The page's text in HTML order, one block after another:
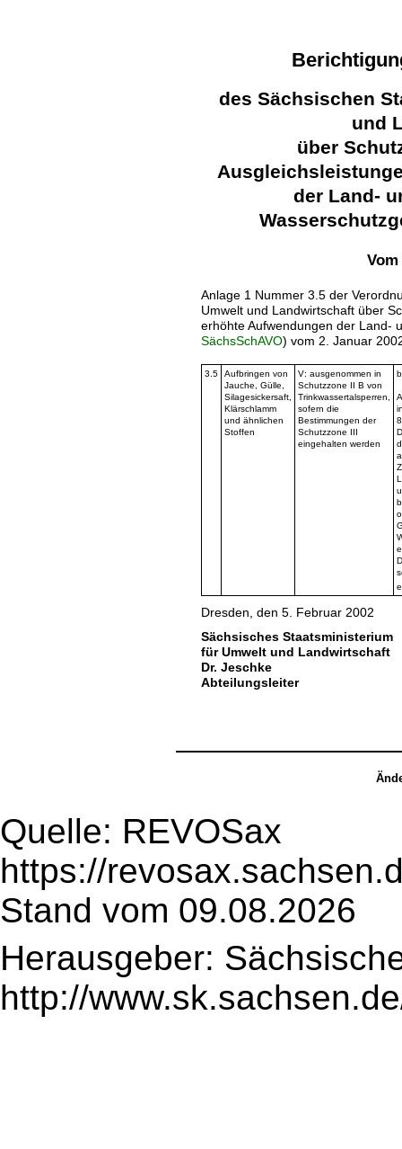
des Sächsischen
und
über
der Land-
Anlage 1 Nummer 3.5 der
Umwelt und Landwirtschaft über
erhöhte Aufwendungen der Land-
SächsSchAVO) vom 2. Januar
3.5
Aufbringen von
Jauche, Gülle,
Silagesickersaft,
Klärschlamm
und ähnlichen
Stoffen
V: ausgenommen in
Schutzzone II B von
Trinkwassertalsperren,
sofern die
Bestimmungen der
Schutzzone III
eingehalten werden
Dresden, den 5. Februar 2002
Sächsisches Staatsministerium
für Umwelt und Landwirtschaft
Dr. Jeschke
Abteilungsleiter
Quelle: REVOSax
https://
Stand vom 09.08.2026
Herausgeber:
http://